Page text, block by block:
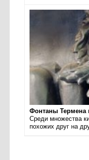
Фонтаны Термена
Среди множества
похожих друг на